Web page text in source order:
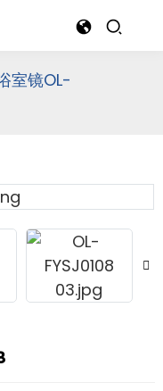
室镜OL-